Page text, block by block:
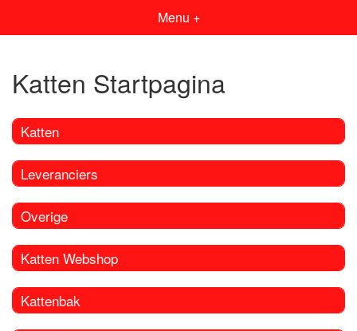
Menu +
Katten Startpagina
Katten
Leveranciers
Overige
Katten Webshop
Kattenbak